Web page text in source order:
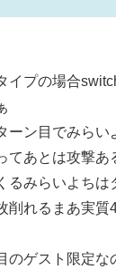
イプの場合
ーン目でみらい
てあとは攻撃あ
るみらいよちは
削れるまあ実質
のゲスト限定な